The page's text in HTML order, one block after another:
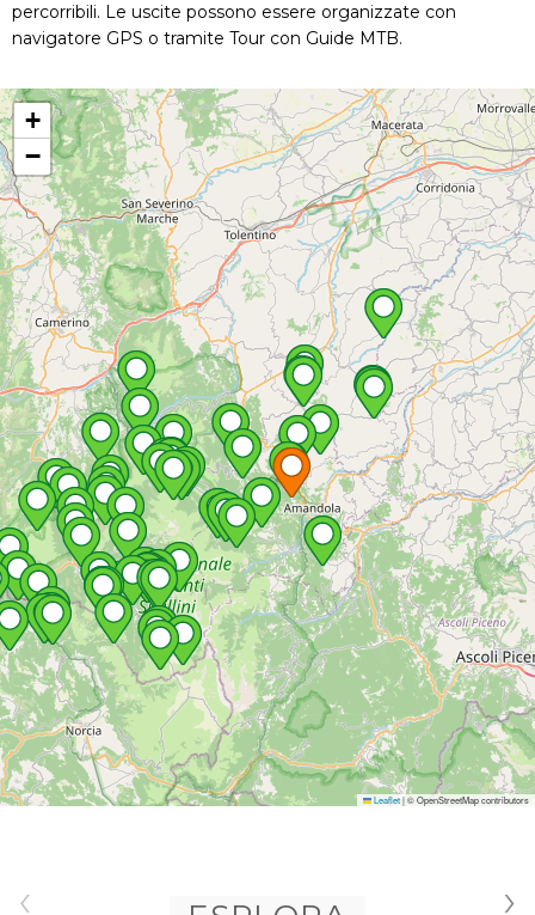
percorribili. Le uscite possono essere organizzate con
navigatore GPS o tramite Tour con Guide MTB.
+
−
Leaflet|© OpenStreetMap contributors
‹ ›